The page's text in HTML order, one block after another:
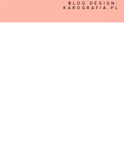
BLOG DESIGN:
KAROGRAFIA.PL